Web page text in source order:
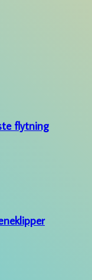
flytning